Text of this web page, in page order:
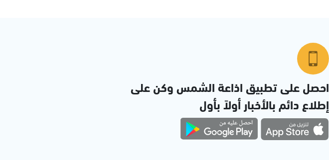
احصل على تطبيق اذاعة الشمس وكن على
إطلاع دائم بالأخبار أولاً بأول